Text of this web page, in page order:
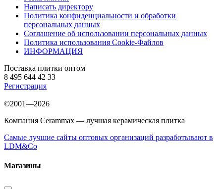
Написать директору
Политика конфиденциальности и обработки
персональных данных
Соглашение об использовании персональных данных
Политика использования Cookie-Файлов
ИНФОРМАЦИЯ
Поставка плитки оптом
8 495 644 42 33
Регистрация
©2001—2026
Компания Cerammax — лучшая керамическая плитка
Самые лучшие сайты оптовых организаций разработывают в
LDM&Co
Магазины